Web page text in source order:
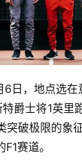
6日，地点选
爵士将1英里
破极限的象
赛道。